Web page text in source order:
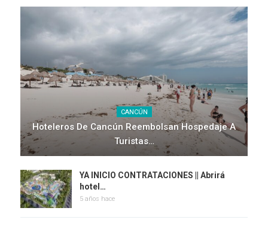
CANCÚN
Hoteleros De Cancún Reembolsan Hospedaje A
Turistas…
YA INICIO CONTRATACIONES || Abrirá
hotel…
5 años hace